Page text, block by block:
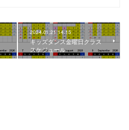
2024.01.21 14:15
キッズダンス金曜日クラス
スケジュール